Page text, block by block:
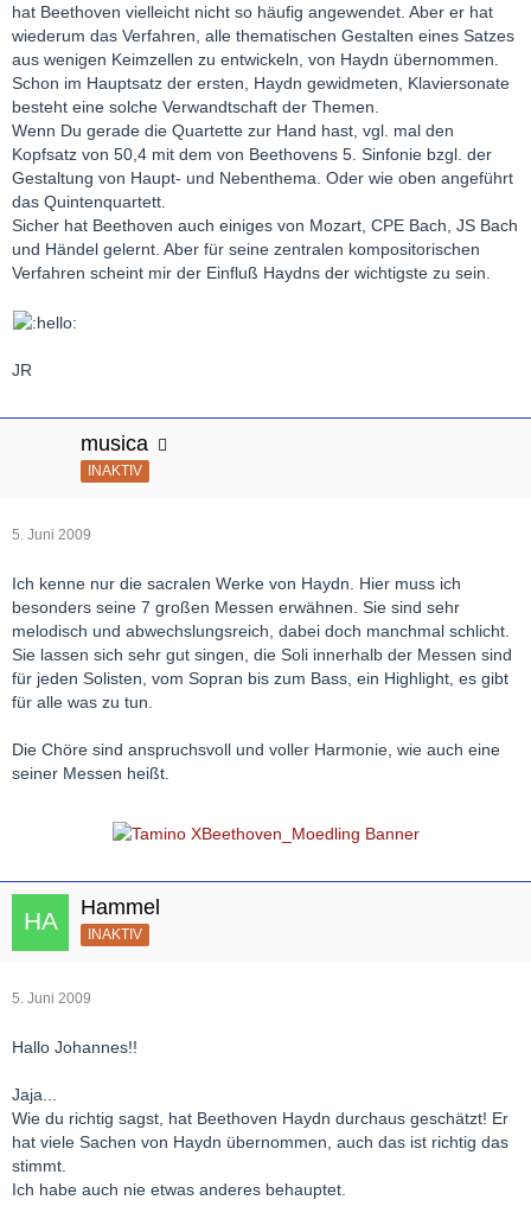
hat Beethoven vielleicht nicht so häufig angewendet. Aber er hat
wiederum das Verfahren, alle thematischen Gestalten eines Satzes
aus wenigen Keimzellen zu entwickeln, von Haydn übernommen.
Schon im Hauptsatz der ersten, Haydn gewidmeten, Klaviersonate
besteht eine solche Verwandtschaft der Themen.
Wenn Du gerade die Quartette zur Hand hast, vgl. mal den
Kopfsatz von 50,4 mit dem von Beethovens 5. Sinfonie bzgl. der
Gestaltung von Haupt- und Nebenthema. Oder wie oben angeführt
das Quintenquartett.
Sicher hat Beethoven auch einiges von Mozart, CPE Bach, JS Bach
und Händel gelernt. Aber für seine zentralen kompositorischen
Verfahren scheint mir der Einfluß Haydns der wichtigste zu sein.
JR
musica
INAKTIV
5. Juni 2009
Ich kenne nur die sacralen Werke von Haydn. Hier muss ich
besonders seine 7 großen Messen erwähnen. Sie sind sehr
melodisch und abwechslungsreich, dabei doch manchmal schlicht.
Sie lassen sich sehr gut singen, die Soli innerhalb der Messen sind
für jeden Solisten, vom Sopran bis zum Bass, ein Highlight, es gibt
für alle was zu tun.
Die Chöre sind anspruchsvoll und voller Harmonie, wie auch eine
seiner Messen heißt.
Hammel
INAKTIV
5. Juni 2009
Hallo Johannes!!
Jaja...
Wie du richtig sagst, hat Beethoven Haydn durchaus geschätzt! Er
hat viele Sachen von Haydn übernommen, auch das ist richtig das
stimmt.
Ich habe auch nie etwas anderes behauptet.